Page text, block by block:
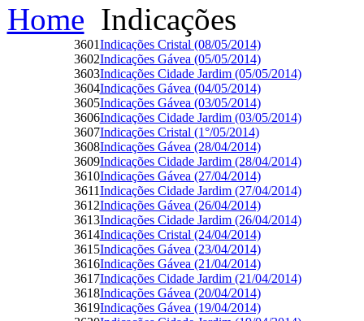
Home Indicações
3601Indicações Cristal (08/05/2014)
3602Indicações Gávea (05/05/2014)
3603Indicações Cidade Jardim (05/05/2014)
3604Indicações Gávea (04/05/2014)
3605Indicações Gávea (03/05/2014)
3606Indicações Cidade Jardim (03/05/2014)
3607Indicações Cristal (1°/05/2014)
3608Indicações Gávea (28/04/2014)
3609Indicações Cidade Jardim (28/04/2014)
3610Indicações Gávea (27/04/2014)
3611Indicações Cidade Jardim (27/04/2014)
3612Indicações Gávea (26/04/2014)
3613Indicações Cidade Jardim (26/04/2014)
3614Indicações Cristal (24/04/2014)
3615Indicações Gávea (23/04/2014)
3616Indicações Gávea (21/04/2014)
3617Indicações Cidade Jardim (21/04/2014)
3618Indicações Gávea (20/04/2014)
3619Indicações Gávea (19/04/2014)